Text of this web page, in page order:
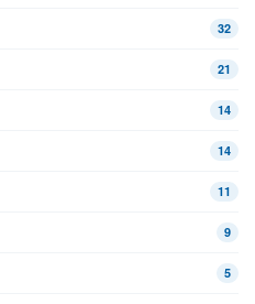
32
21
14
14
11
9
5